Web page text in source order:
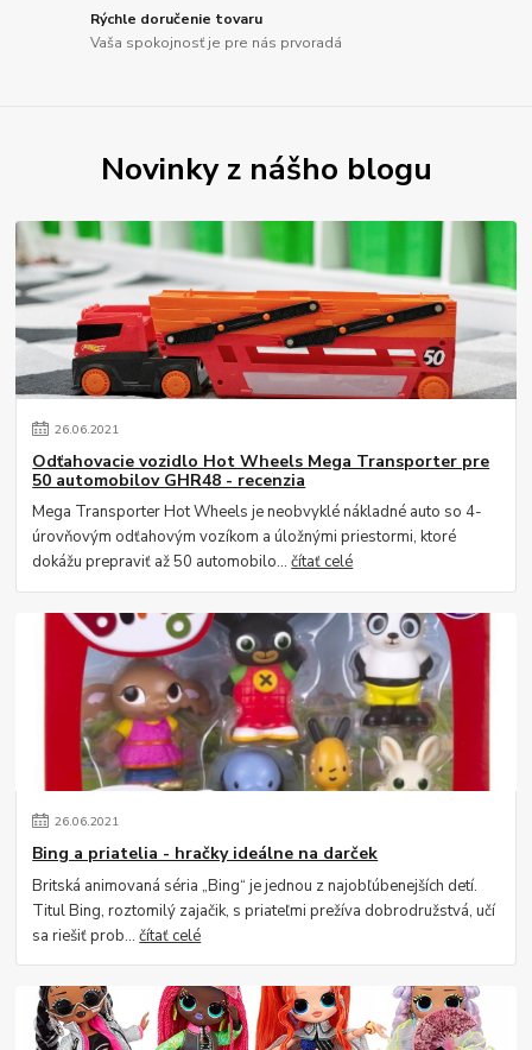
Rýchle doručenie tovaru
Vaša spokojnosť je pre nás prvoradá
Novinky z nášho blogu
26.06.2021
Odťahovacie vozidlo Hot Wheels Mega Transporter pre
50 automobilov GHR48 - recenzia
Mega Transporter Hot Wheels je neobvyklé nákladné auto so 4-
úrovňovým odťahovým vozíkom a úložnými priestormi, ktoré
dokážu prepraviť až 50 automobilo...čítať celé
26.06.2021
Bing a priatelia - hračky ideálne na darček
Britská animovaná séria „Bing“ je jednou z najobľúbenejších detí.
Titul Bing, roztomilý zajačik, s priateľmi prežíva dobrodružstvá, učí
sa riešiť prob...čítať celé